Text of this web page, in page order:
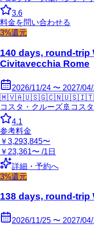
3.6
料金を問い合わせる
3%還元
140 days, round-trip
Civitavecchia Rome
2026/11/24 〜 2027/
🇲🇻🇦🇺🇸🇬🇨🇳🇺🇸🇮🇹
コスタ・クルーズ🚢 コス
4.1
参考料金
￥3,293,845〜
￥23,361〜 /1日
詳細・予約へ
3%還元
138 days, round-trip
2026/11/25 〜 2027/